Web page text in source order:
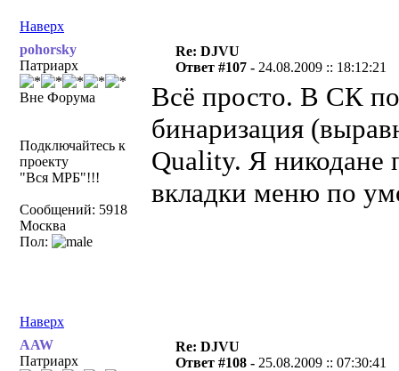
Наверх
pohorsky
Патриарх
Вне Форума
Подключайтесь к
проекту
"Вся МРБ"!!!
Сообщений: 5918
Москва
Пол:
Re: DJVU
Ответ #107 - 24.08.2009 :: 18:12:21
Всё просто. В СК
бинаризация
Quality. Я никодане
вкладки меню по
Наверх
AAW
Патриарх
Re: DJVU
Ответ #108 - 25.08.2009 :: 07:30:41